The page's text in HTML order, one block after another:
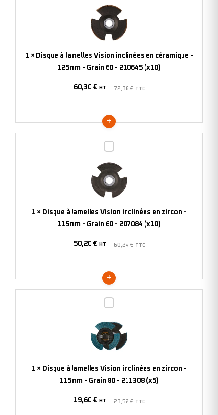
(x10)
lamelles
Vision
inclinées
125mm
60
1 × Disque à lamelles Vision inclinées en céramique -
125mm - Grain 60 - 210645 (x10)
60,30 € HT 72,36 € TTC
lamelles
Vision
inclinées
115mm
60
1 × Disque à lamelles Vision inclinées en zircon -
115mm - Grain 60 - 207084 (x10)
50,20 € HT 60,24 € TTC
lamelles
Vision
inclinées
115mm
1 × Disque à lamelles Vision inclinées en zircon -
115mm - Grain 80 - 211308 (x5)
19,60 € HT 23,52 € TTC